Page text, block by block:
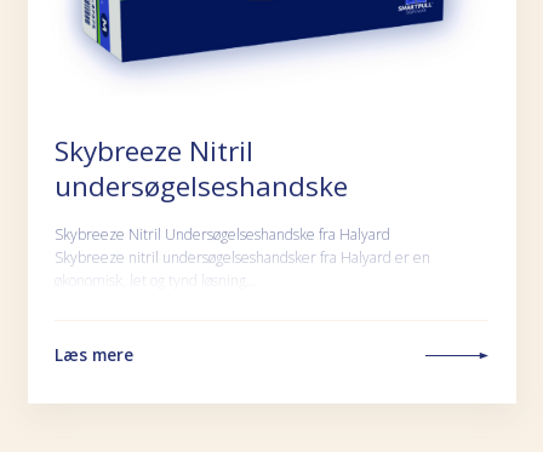
Skybreeze Nitril
undersøgelseshandske
Skybreeze Nitril Undersøgelseshandske fra Halyard
Skybreeze nitril undersøgelseshandsker fra Halyard er en
økonomisk, let og tynd løsning…
Læs mere